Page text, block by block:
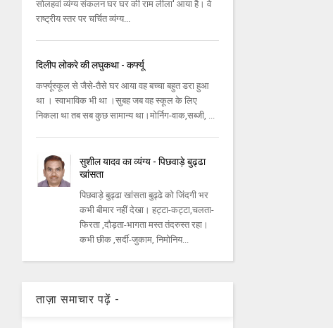
सोलहवां व्‍यंग्‍य संकलन घर घर की राम लीला' आया है। वे
राष्ट्रीय स्‍तर पर चर्चित व्‍यंग्‍य...
दिलीप लोकरे की लघुकथा - कर्फ्यू
कर्फ्यूस्कूल से जैसे-तैसे घर आया वह बच्चा बहुत डरा हुआ
था । स्वाभाविक भी था ।सुबह जब वह स्कूल के लिए
निकला था तब सब कुछ सामान्य था।मोर्निग-वाक,सब्जी, ...
सुशील यादव का व्यंग्य - पिछवाड़े बुढ्ढा
खांसता
पिछवाड़े बुढ्ढा खांसता बुढ्ढे को जिंदगी भर
कभी बीमार नहीं देखा। हट्टा-कट्टा,चलता-
फिरता ,दौड़ता-भागता मस्त तंदरुस्त रहा।
कभी छीक ,सर्दी-जुकाम, निमोनिय...
ताज़ा समाचार पढ़ें -